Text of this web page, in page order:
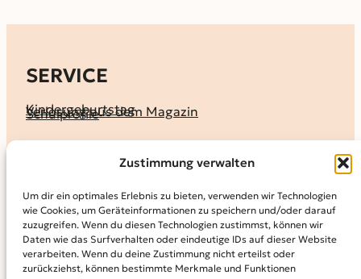
Zustimmung verwalten
Um dir ein optimales Erlebnis zu bieten, verwenden wir Technologien
wie Cookies, um Geräteinformationen zu speichern und/oder darauf
zuzugreifen. Wenn du diesen Technologien zustimmst, können wir
Daten wie das Surfverhalten oder eindeutige IDs auf dieser Website
verarbeiten. Wenn du deine Zustimmung nicht erteilst oder
zurückziehst, können bestimmte Merkmale und Funktionen
SERVICE
Kindergeburtstag
Verlosung aus dem Magazin
Schulprofile
KALENDER
MAGAZIN
KidS-Ausgaben online lesen
Abonnement
Archiv